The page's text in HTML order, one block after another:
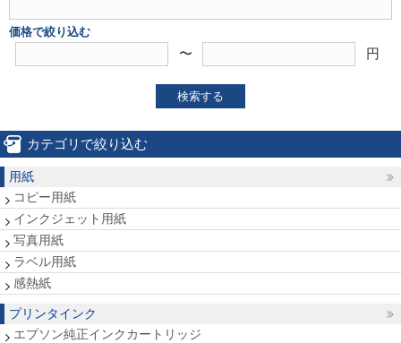
価格で絞り込む
〜 円
検索する
カテゴリで絞り込む
用紙
コピー用紙
インクジェット用紙
写真用紙
ラベル用紙
感熱紙
プリンタインク
エプソン純正インクカートリッジ